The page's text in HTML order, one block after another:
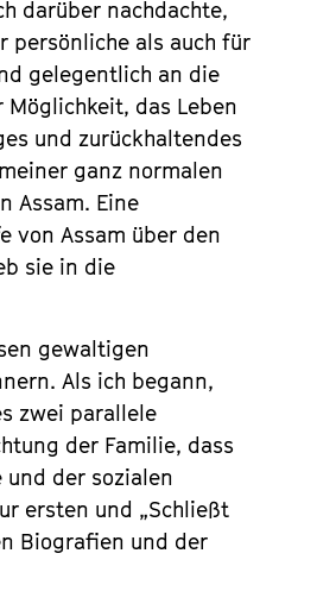
darüber nachdachte,
persönliche als auch für
gelegentlich an die
Möglichkeit, das Leben
und zurückhaltendes
ganz normalen
Assam. Eine
von Assam über den
sie in die
gewaltigen
Als ich begann,
zwei parallele
der Familie, dass
der sozialen
ersten und „Schließt
Biografien und der